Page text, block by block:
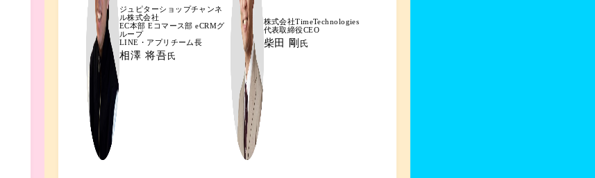
ジュピターショップチャンネ
ル株式会社
EC本部 Eコマース部 eCRMグ
ループ
LINE・アプリチーム長
相澤 将吾氏
株式会社TimeTechnologies
代表取締役CEO
柴田 剛 氏